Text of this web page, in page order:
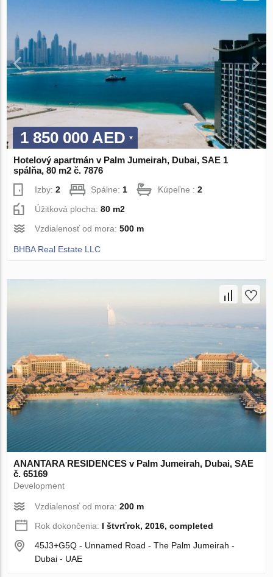
1 850 000 AED
Hotelový apartmán v Palm Jumeirah, Dubai, SAE 1
spálňa, 80 m2 č. 7876
Izby:2 Spálne:1 Kúpeľne :2
Úžitková plocha:80 m2
Vzdialenosť od mora:500 m
BHBA Real Estate LLC
ANANTARA RESIDENCES v Palm Jumeirah, Dubai, SAE
č. 65169
Development
Vzdialenosť od mora:200 m
Rok dokončenia: I štvrťrok, 2016, completed
45J3+G5Q - Unnamed Road - The Palm Jumeirah -
Dubai - UAE